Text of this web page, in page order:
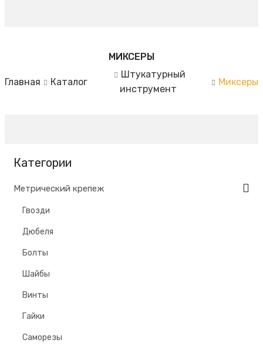
МИКСЕРЫ
Главная Каталог
Штукатурный
инструмент
Миксеры
Категории
Метрический крепеж
Гвозди
Дюбеля
Болты
Шайбы
Винты
Гайки
Саморезы